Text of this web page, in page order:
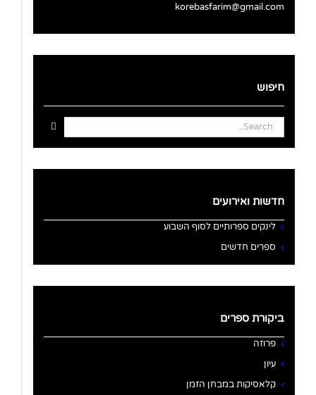
korebasfarim@gmail.com
חיפוש
Search
for:
חדשות ואירועים
לינקים ספרותיים לסוף השבוע
ספרים חדשים
ביקורת ספרים
פרוזה
עיון
קלאסיקות במבחן הזמן